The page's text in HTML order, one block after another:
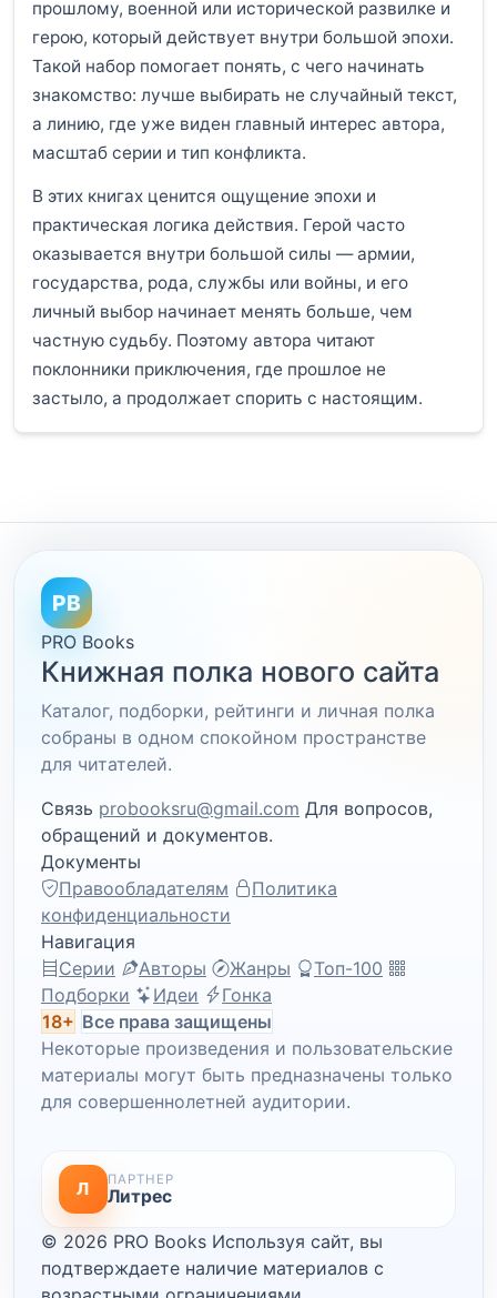
прошлому, военной или исторической развилке и
герою, который действует внутри большой эпохи.
Такой набор помогает понять, с чего начинать
знакомство: лучше выбирать не случайный текст,
а линию, где уже виден главный интерес автора,
масштаб серии и тип конфликта.
В этих книгах ценится ощущение эпохи и
практическая логика действия. Герой часто
оказывается внутри большой силы — армии,
государства, рода, службы или войны, и его
личный выбор начинает менять больше, чем
частную судьбу. Поэтому автора читают
поклонники приключения, где прошлое не
застыло, а продолжает спорить с настоящим.
PB
PRO Books
Книжная полка нового сайта
Каталог, подборки, рейтинги и личная полка
собраны в одном спокойном пространстве
для читателей.
Связь probooksru@gmail.com Для вопросов,
обращений и документов.
Документы
Правообладателям
Политика
конфиденциальности
Навигация
Серии
Авторы Жанры
Топ-100
Подборки
Идеи
Гонка
18+ Все права защищены
Некоторые произведения и пользовательские
материалы могут быть предназначены только
для совершеннолетней аудитории.
Л ПАРТНЕР
Литрес
© 2026 PRO Books Используя сайт, вы
подтверждаете наличие материалов с